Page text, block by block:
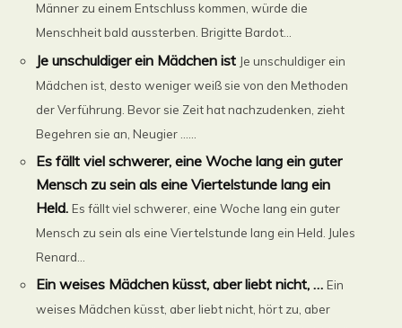
Männer zu einem Entschluss kommen, würde die
Menschheit bald aussterben. Brigitte Bardot...
Je unschuldiger ein Mädchen ist Je unschuldiger ein
Mädchen ist, desto weniger weiß sie von den Methoden
der Verführung. Bevor sie Zeit hat nachzudenken, zieht
Begehren sie an, Neugier ......
Es fällt viel schwerer, eine Woche lang ein guter
Mensch zu sein als eine Viertelstunde lang ein
Held. Es fällt viel schwerer, eine Woche lang ein guter
Mensch zu sein als eine Viertelstunde lang ein Held. Jules
Renard...
Ein weises Mädchen küsst, aber liebt nicht, … Ein
weises Mädchen küsst, aber liebt nicht, hört zu, aber